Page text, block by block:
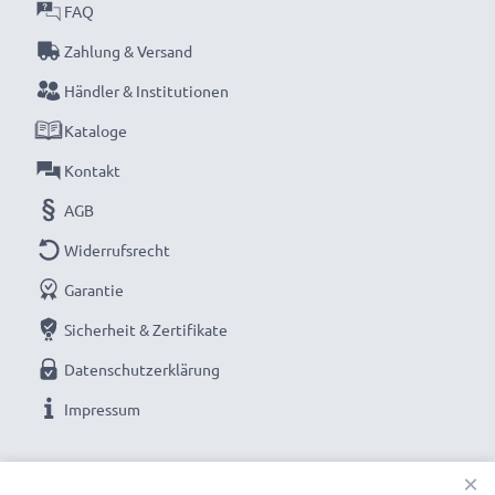
FAQ
Zahlung & Versand
Händler & Institutionen
Kataloge
Kontakt
AGB
Widerrufsrecht
Garantie
Sicherheit & Zertifikate
Datenschutzerklärung
Impressum
×